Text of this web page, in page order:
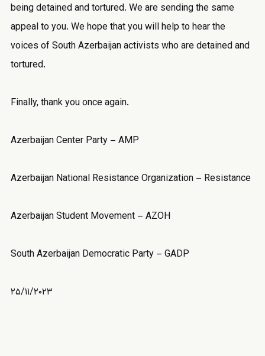
being detained and tortured. We are sending the same
appeal to you. We hope that you will help to hear the
voices of South Azerbaijan activists who are detained and
tortured.
Finally, thank you once again.
Azerbaijan Center Party – AMP
Azerbaijan National Resistance Organization – Resistance
Azerbaijan Student Movement – AZOH
South Azerbaijan Democratic Party – GADP
۲۵/۱۱/۲۰۲۳